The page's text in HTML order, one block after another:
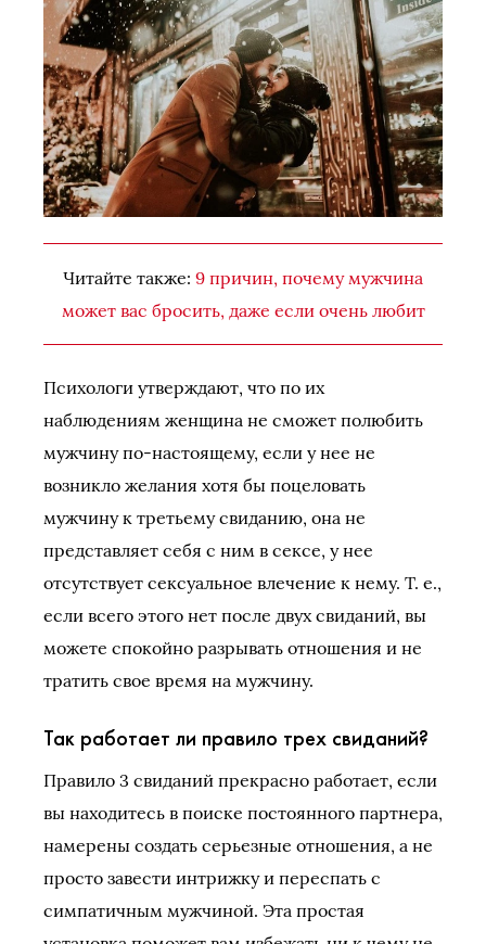
Читайте также: 9 причин, почему мужчина
может вас бросить, даже если очень любит
Психологи утверждают, что по их
наблюдениям женщина не сможет полюбить
мужчину по-настоящему, если у нее не
возникло желания хотя бы поцеловать
мужчину к третьему свиданию, она не
представляет себя с ним в сексе, у нее
отсутствует сексуальное влечение к нему. Т. е.,
если всего этого нет после двух свиданий, вы
можете спокойно разрывать отношения и не
тратить свое время на мужчину.
Так работает ли правило трех свиданий?
Правило 3 свиданий прекрасно работает, если
вы находитесь в поиске постоянного партнера,
намерены создать серьезные отношения, а не
просто завести интрижку и переспать с
симпатичным мужчиной. Эта простая